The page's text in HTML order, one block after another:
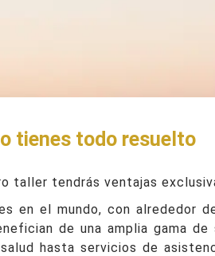
tienes todo resuelto
taller tendrás ventajas
en el mundo, con alrededor
de una amplia gama de
hasta servicios de